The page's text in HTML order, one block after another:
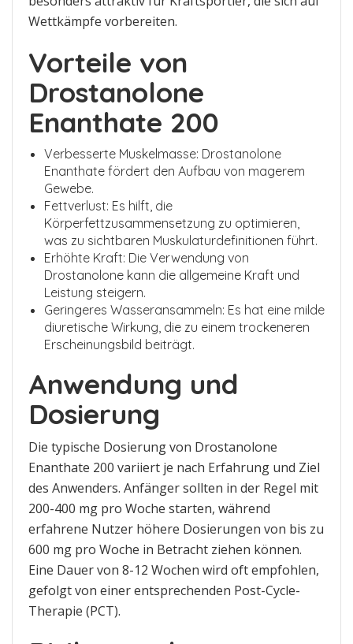
Wettkämpfe vorbereiten.
Vorteile von
Drostanolone
Enanthate 200
Verbesserte Muskelmasse: Drostanolone
Enanthate fördert den Aufbau von magerem
Gewebe.
Fettverlust: Es hilft, die
Körperfettzusammensetzung zu optimieren,
was zu sichtbaren Muskulaturdefinitionen führt.
Erhöhte Kraft: Die Verwendung von
Drostanolone kann die allgemeine Kraft und
Leistung steigern.
Geringeres Wasseransammeln: Es hat eine milde
diuretische Wirkung, die zu einem trockeneren
Erscheinungsbild beiträgt.
Anwendung und
Dosierung
Die typische Dosierung von Drostanolone
Enanthate 200 variiert je nach Erfahrung und Ziel
des Anwenders. Anfänger sollten in der Regel mit
200-400 mg pro Woche starten, während
erfahrene Nutzer höhere Dosierungen von bis zu
600 mg pro Woche in Betracht ziehen können.
Eine Dauer von 8-12 Wochen wird oft empfohlen,
gefolgt von einer entsprechenden Post-Cycle-
Therapie (PCT).